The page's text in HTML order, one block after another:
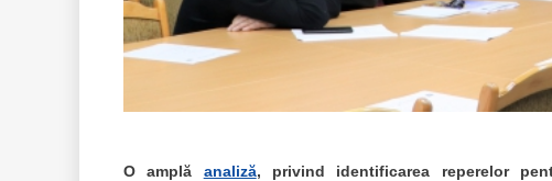
O amplă analiză, privind identificarea reperelor